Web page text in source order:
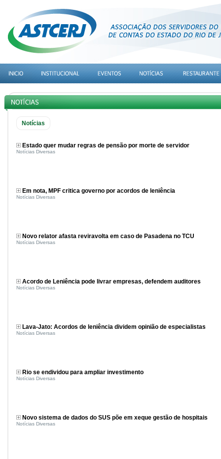
Notícias
Estado quer mudar regras de pensão por morte de servidor
Notícias Diversas
Em nota, MPF critica governo por acordos de leniência
Notícias Diversas
Novo relator afasta reviravolta em caso de Pasadena no TCU
Notícias Diversas
Acordo de Leniência pode livrar empresas, defendem auditores
Notícias Diversas
Lava-Jato: Acordos de leniência dividem opinião de especialistas
Notícias Diversas
Rio se endividou para ampliar investimento
Notícias Diversas
Novo sistema de dados do SUS põe em xeque gestão de hospitais
Notícias Diversas